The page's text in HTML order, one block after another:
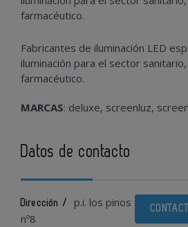
farmacéutico.
Fabricantes de iluminación LED
iluminación para el sector
farmacéutico.
MARCAS: deluxe, screenluz,
Datos de contacto
Dirección /
p.i. los pinos
nº8